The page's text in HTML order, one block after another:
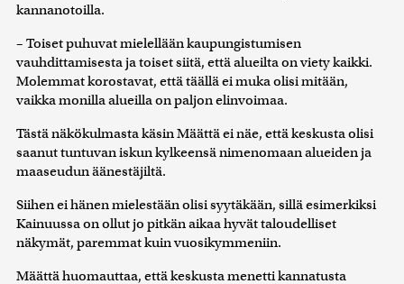
kannanotoilla.
– Toiset puhuvat mielellään kaupungistumisen
vauhdittamisesta ja toiset siitä, että alueilta on viety kaikki.
Molemmat korostavat, että täällä ei muka olisi mitään,
vaikka monilla alueilla on paljon elinvoimaa.
Tästä näkökulmasta käsin Määttä ei näe, että keskusta olisi
saanut tuntuvan iskun kylkeensä nimenomaan alueiden ja
maaseudun äänestäjiltä.
Siihen ei hänen mielestään olisi syytäkään, sillä esimerkiksi
Kainuussa on ollut jo pitkän aikaa hyvät taloudelliset
näkymät, paremmat kuin vuosikymmeniin.
Määttä huomauttaa, että keskusta menetti kannatusta